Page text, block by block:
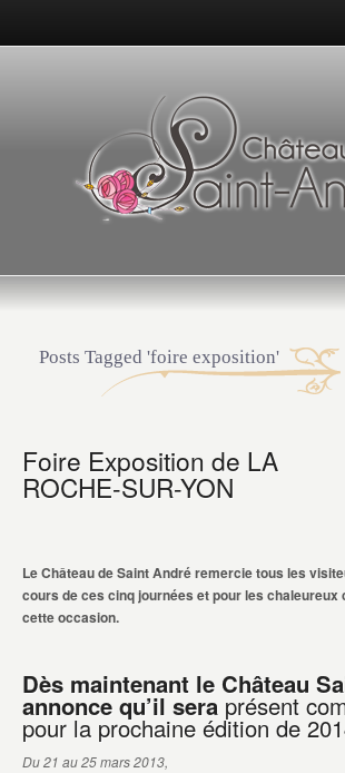
Posts Tagged 'foire exposition'
Foire Exposition de LA
ROCHE-SUR-YON
Le Château de Saint André remercie tous les
cours de ces cinq journées et pour les chaleureux
cette occasion.
Dès maintenant le Château
annonce qu’il sera présent
pour la prochaine édition de
Du 21 au 25 mars 2013,